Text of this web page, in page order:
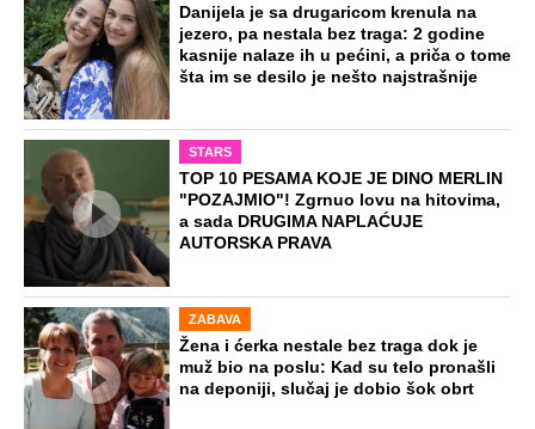
Danijela je sa drugaricom krenula na
jezero, pa nestala bez traga: 2 godine
kasnije nalaze ih u pećini, a priča o tome
šta im se desilo je nešto najstrašnije
STARS
TOP 10 PESAMA KOJE JE DINO MERLIN
"POZAJMIO"! Zgrnuo lovu na hitovima,
a sada DRUGIMA NAPLAĆUJE
AUTORSKA PRAVA
ZABAVA
Žena i ćerka nestale bez traga dok je
muž bio na poslu: Kad su telo pronašli
na deponiji, slučaj je dobio šok obrt